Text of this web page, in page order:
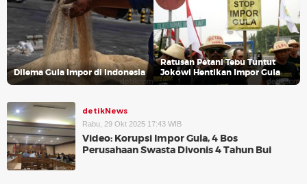
Dilema Gula Impor di Indonesia
Ratusan Petani Tebu Tuntut
Jokowi Hentikan Impor Gula
detikNews
Rabu, 29 Okt 2025 17:43 WIB
Video: Korupsi Impor Gula, 4 Bos
Perusahaan Swasta Divonis 4 Tahun Bui